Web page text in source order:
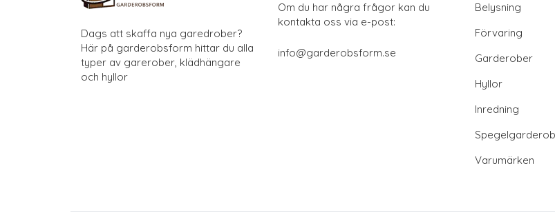
Dags att skaffa nya garedrober?
Här på garderobsform hittar du alla
typer av garerober, klädhängare
och hyllor
Om du har några frågor kan du
kontakta oss via e-post:
info@garderobsform.se
Belysning
Förvaring
Garderober
Hyllor
Inredning
Varumärken